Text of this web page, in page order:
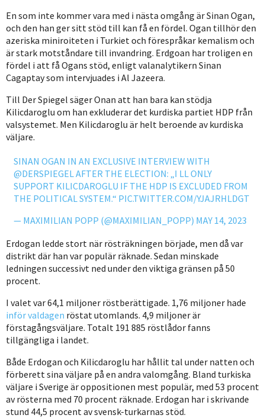
En som inte kommer vara med i nästa omgång är Sinan Ogan,
och den han ger sitt stöd till kan få en fördel. Ogan tillhör den
azeriska miniroiteten i Turkiet och förespråkar kemalism och
är stark motståndare till invandring. Erdgoan har troligen en
fördel i att få Ogans stöd, enligt valanalytikern Sinan
Cagaptay som intervjuades i Al Jazeera.
Till Der Spiegel säger Onan att han bara kan stödja
Kilicdaroglu om han exkluderar det kurdiska partiet HDP från
valsystemet. Men Kilicdaroglu är helt beroende av kurdiska
väljare.
SINAN OGAN IN AN EXCLUSIVE INTERVIEW WITH
@DERSPIEGEL ⁩ AFTER THE ELECTION: „I LL ONLY
SUPPORT KILICDAROGLU IF THE HDP IS EXCLUDED FROM
THE POLITICAL SYSTEM.“ PIC.TWITTER.COM/YJAJRHLDGT
— MAXIMILIAN POPP (@MAXIMILIAN_POPP) MAY 14, 2023
Erdogan ledde stort när rösträkningen började, men då var
distrikt där han var populär räknade. Sedan minskade
ledningen successivt ned under den viktiga gränsen på 50
procent.
I valet var 64,1 miljoner röstberättigade. 1,76 miljoner hade
inför valdagen röstat utomlands. 4,9 miljoner är
förstagångsväljare. Totalt 191 885 röstlådor fanns
tillgängliga i landet.
Både Erdogan och Kilicdaroglu har hållit tal under natten och
förberett sina väljare på en andra valomgång. Bland turkiska
väljare i Sverige är oppositionen mest populär, med 53 procent
av rösterna med 70 procent räknade. Erdogan har i skrivande
stund 44,5 procent av svensk-turkarnas stöd.